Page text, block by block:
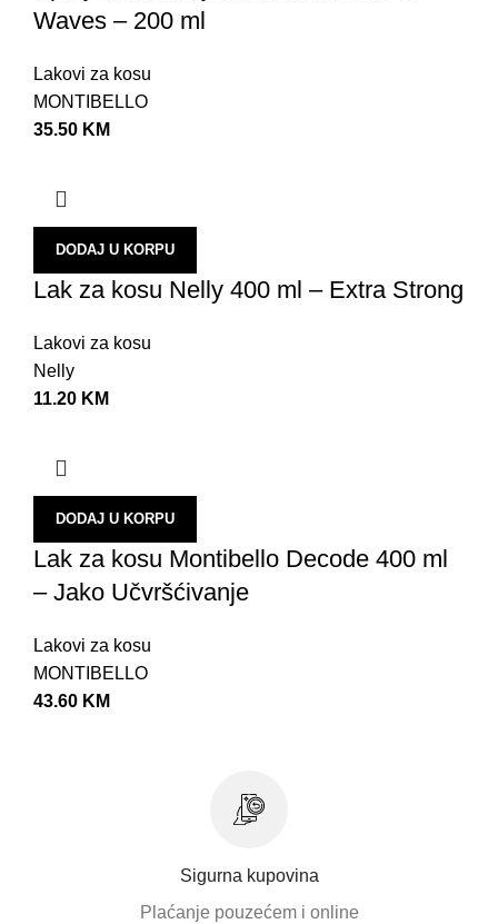
Waves – 200 ml
Lakovi za kosu
MONTIBELLO
35.50 KM
DODAJ U KORPU
Lak za kosu Nelly 400 ml – Extra Strong
Lakovi za kosu
Nelly
11.20 KM
DODAJ U KORPU
Lak za kosu Montibello Decode 400 ml
– Jako Učvršćivanje
Lakovi za kosu
MONTIBELLO
43.60 KM
Sigurna kupovina
Plaćanje pouzećem i online